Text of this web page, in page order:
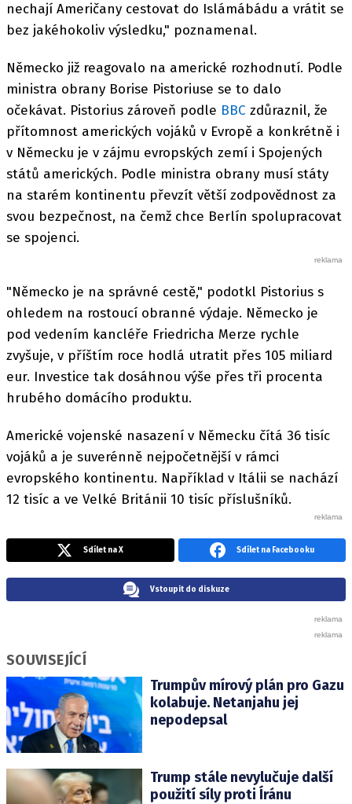
nechají Američany cestovat do Islámábádu a vrátit se
bez jakéhokoliv výsledku," poznamenal.
Německo již reagovalo na americké rozhodnutí. Podle
ministra obrany Borise Pistoriuse se to dalo
očekávat. Pistorius zároveň podle BBC zdůraznil, že
přítomnost amerických vojáků v Evropě a konkrétně i
v Německu je v zájmu evropských zemí i Spojených
států amerických. Podle ministra obrany musí státy
na starém kontinentu převzít větší zodpovědnost za
svou bezpečnost, na čemž chce Berlín spolupracovat
se spojenci.
"Německo je na správné cestě," podotkl Pistorius s
ohledem na rostoucí obranné výdaje. Německo je
pod vedením kancléře Friedricha Merze rychle
zvyšuje, v příštím roce hodlá utratit přes 105 miliard
eur. Investice tak dosáhnou výše přes tři procenta
hrubého domácího produktu.
Americké vojenské nasazení v Německu čítá 36 tisíc
vojáků a je suverénně nejpočetnější v rámci
evropského kontinentu. Například v Itálii se nachází
12 tisíc a ve Velké Británii 10 tisíc příslušníků.
Sdílet na X Sdílet na Facebooku
Vstoupit do diskuze
SOUVISEJÍCÍ
Trumpův mírový plán pro Gazu
kolabuje. Netanjahu jej
nepodepsal
Trump stále nevylučuje další
použití síly proti Íránu